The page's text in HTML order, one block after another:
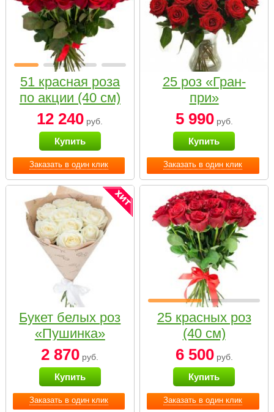
Заказать в один клик
51 красная роза
по акции (40 см)
12 240 руб.
Купить
Заказать в один клик
25 роз «Гран-
при»
5 990руб.
Купить
Заказать в один клик
Букет белых роз
«Пушинка»
2 870 руб.
Купить
Заказать в один клик
25 красных роз
(40 см)
6 500руб.
Купить